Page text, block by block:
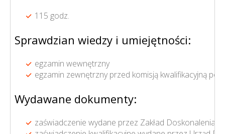
115 godz.
Sprawdzian wiedzy i umiejętności:
egzamin wewnętrzny
egzamin zewnętrzny przed komisją kwalifikacyjną
Wydawane dokumenty:
zaświadczenie wydane przez Zakład Doskonalenia